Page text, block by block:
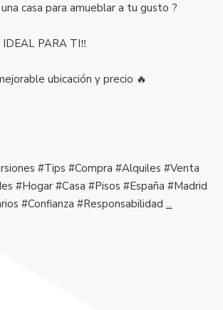
casa para amueblar a tu gusto ?
IDEAL PARA TI‼️
ubicación y precio 🔥
#Tips #Compra #Alquiles #Venta
#Hogar #Casa #Pisos #España #Madrid
#Confianza #Responsabilidad ...